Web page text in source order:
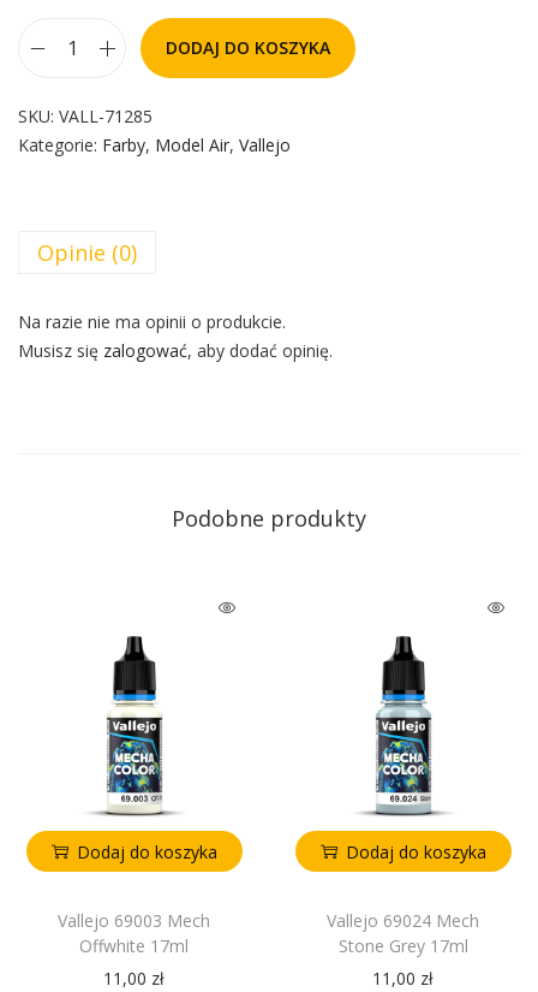
DODAJ DO KOSZYKA
SKU: VALL-71285
Kategorie: Farby, Model Air, Vallejo
Opinie (0)
Na razie nie ma opinii o produkcie.
Musisz się zalogować, aby dodać opinię.
Podobne produkty
Dodaj do koszyka
Vallejo 69003 Mech
Offwhite 17ml
11,00 zł
Dodaj do koszyka
Vallejo 69024 Mech
Stone Grey 17ml
11,00 zł